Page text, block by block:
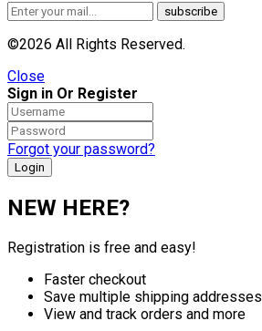
©2026 All Rights Reserved.
Close
Sign in Or Register
Forgot your password?
NEW HERE?
Registration is free and easy!
Faster checkout
Save multiple shipping addresses
View and track orders and more